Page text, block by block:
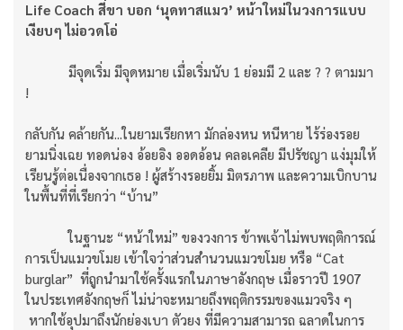
Life Coach สี่ขา บอก ‘นุดทาสแมว’ หน้าใหม่ในวงการแบบ
เงียบๆ ไม่อวดโอ่
มีจุดเริ่ม มีจุดหมาย เมื่อเริ่มนับ 1 ย่อมมี 2 และ ? ? ตามมา
!
กลับกัน คล้ายกัน...ในยามเรียกหา มักล่องหน หนีหาย ไร้ร่องรอย
ยามนิ่งเฉย ทอดน่อง อ้อยอิง ออดอ้อน คลอเคลีย มีปรัชญา แง่มุมให้
เรียนรู้ต่อเนื่องจากเธอ ! ผู้สร้างรอยยิ้ม มิตรภาพ และความเบิกบาน
ในพื้นที่ที่เรียกว่า “บ้าน”
ในฐานะ “หน้าใหม่” ของวงการ ข้าพเจ้าไม่พบพฤติการณ์
การเป็นแมวขโมย เข้าใจว่าส่วนสำนวนแมวขโมย หรือ “Cat
burglar” ที่ถูกนำมาใช้ครั้งแรกในภาษาอังกฤษ เมื่อราวปี 1907
ในประเทศอังกฤษก็ ไม่น่าจะหมายถึงพฤติกรรมของแมวจริง ๆ
หากใช้อุปมาถึงนักย่องเบา ตัวยง ที่มีความสามารถ ฉลาดในการ